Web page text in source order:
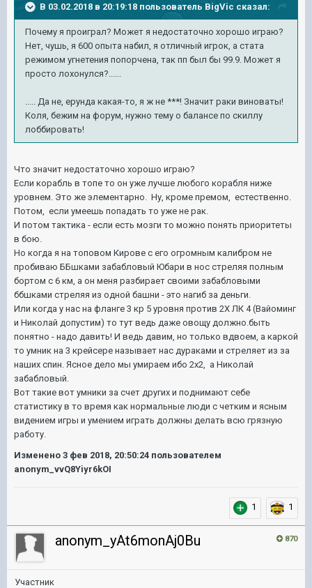
В 03.02.2018 в 20:19:18 пользователь BigVic сказал:
Почему я проиграл? Может я недостаточно хорошо играю?
Нет, чушь, я 600 опыта набил, я отличный игрок, а стата
режимом угнетения попорчена, так пп был бы 99.9. Может я
просто лохонулся?......
..... Да не, ерунда какая-то, я ж не ***! Значит раки виноваты!
Коля, бежим на форум, нужно тему о балансе по скиллу
лоббировать!
Что значит недостаточно хорошо играю?
Если корабль в топе то он уже лучше любого корабля ниже
уровнем. Это же элементарно. Ну, кроме премом, естественно.
Потом, если умеешь попадать то уже не рак.
И потом тактика - если есть мозги то можно понять приоритеты
в бою.
Но когда я на топовом Кирове с его огромным калибром не
пробиваю ББшками забабловый Юбари в нос стреляя полным
бортом с 6 км, а он меня разбирает своими забабловыми
ббшками стреляя из одной башни - это нагиб за деньги.
Или когда у нас на фланге 3 кр 5 уровня против 2Х ЛК 4 (Вайоминг
и Николай допустим) то тут ведь даже овощу должно.быть
понятно - надо давить! И ведь давим, но только вдвоем, а каркой
то умник на 3 крейсере называет нас дураками и стреляет из за
наших спин. Ясное дело мы умираем ибо 2х2, а Николай
забабловый.
Вот такие вот умники за счет других и поднимают себе
статистику в то время как нормальные люди с четким и ясным
видением игры и умением играть должны делать всю грязную
работу.
Изменено 3 фев 2018, 20:50:24 пользователем
anonym_vvQ8Yiyr6kOI
1 1
870
anonym_yAt6monAj0Bu
Участник